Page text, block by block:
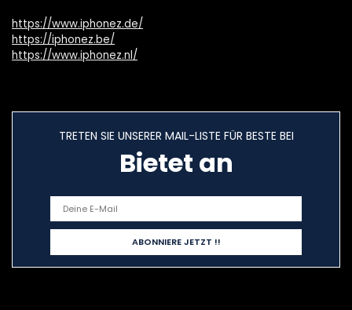
https://www.iphonez.de/
https://iphonez.be/
https://www.iphonez.nl/
TRETEN SIE UNSERER MAIL-LISTE FÜR BESTE BEI
Bietet an